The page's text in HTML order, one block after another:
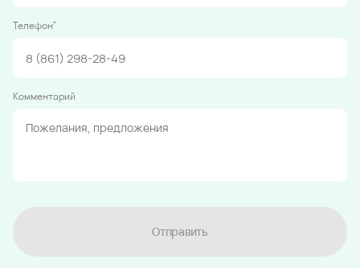
Телефон*
Комментарий
Отправить